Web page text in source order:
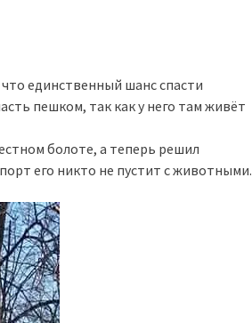
единственный шанс спасти
пешком, так как у него там живёт
болоте, а теперь решил
его никто не пустит с животными.